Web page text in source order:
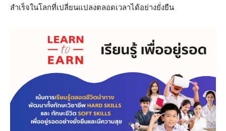
สำเร็จในโลกที่เปลี่ยนแปลงตลอดเวลาได้อย่างยั่งยืน